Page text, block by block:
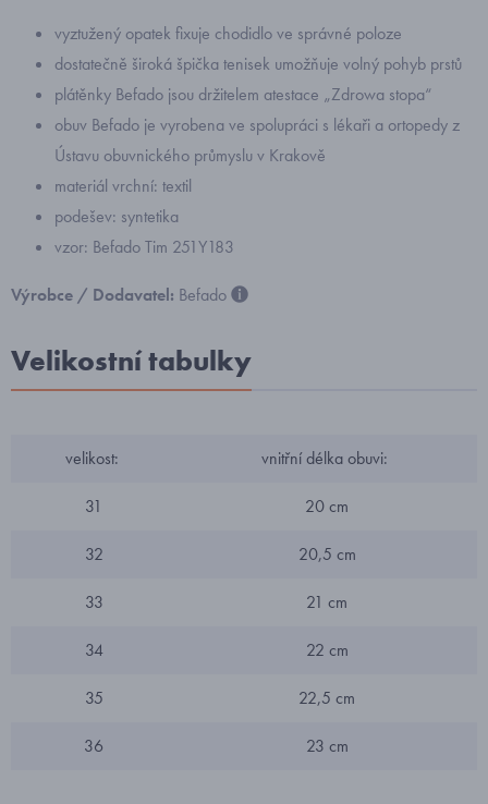
vyztužený opatek fixuje chodidlo ve správné poloze
dostatečně široká špička tenisek umožňuje volný pohyb prstů
plátěnky Befado jsou držitelem atestace „Zdrowa stopa“
obuv Befado je vyrobena ve spolupráci s lékaři a ortopedy z
Ústavu obuvnického průmyslu v Krakově
materiál vrchní: textil
podešev: syntetika
vzor: Befado Tim 251Y183
Výrobce / Dodavatel: Befado
Velikostní tabulky
velikost: vnitřní délka obuvi:
31 20 cm
32 20,5 cm
33 21 cm
34 22 cm
35 22,5 cm
36 23 cm